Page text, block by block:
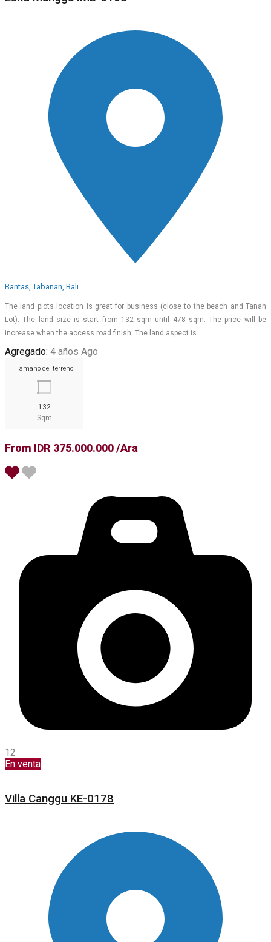
Bantas, Tabanan, Bali
The land plots location is great for business (close to the beach and Tanah
Lot). The land size is start from 132 sqm until 478 sqm. The price will be
increase when the access road finish. The land aspect is…
Agregado: 4 años Ago
Tamaño del terreno
132
Sqm
From IDR 375.000.000 /Ara
12
En venta
Villa Canggu KE-0178